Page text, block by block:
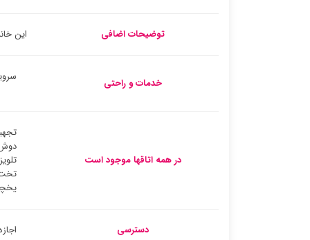
توضیحات اضافی این خانه
خدمات و راحتی
در همه اتاقها موجود است
دسترسی